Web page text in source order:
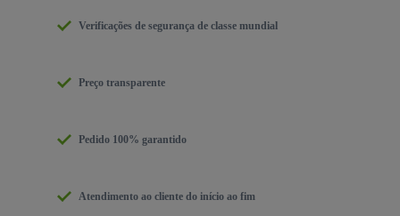
Verificações de segurança de classe mundial
Preço transparente
Pedido 100% garantido
Atendimento ao cliente do início ao fim